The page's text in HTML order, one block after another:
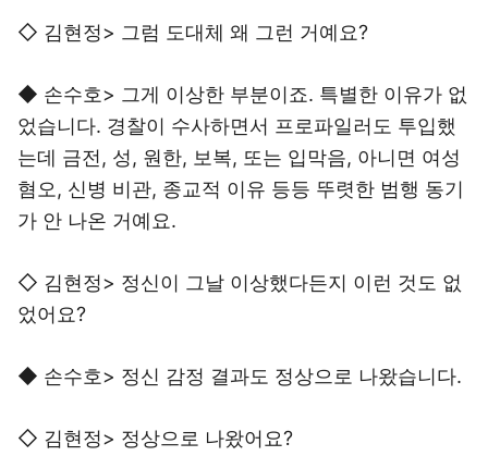
◇ 김현정> 그럼 도대체 왜 그런 거예요?
◆ 손수호> 그게 이상한 부분이죠. 특별한 이유가 없
었습니다. 경찰이 수사하면서 프로파일러도 투입했
는데 금전, 성, 원한, 보복, 또는 입막음, 아니면 여성
혐오, 신병 비관, 종교적 이유 등등 뚜렷한 범행 동기
가 안 나온 거예요.
◇ 김현정> 정신이 그날 이상했다든지 이런 것도 없
었어요?
◆ 손수호> 정신 감정 결과도 정상으로 나왔습니다.
◇ 김현정> 정상으로 나왔어요?